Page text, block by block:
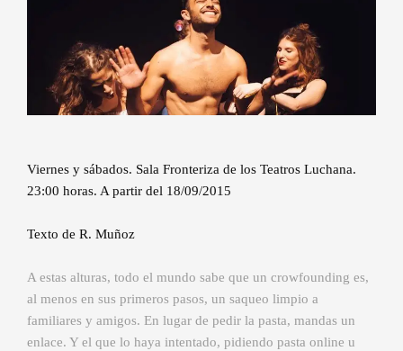
Viernes y sábados. Sala Fronteriza de los Teatros Luchana.
23:00 horas. A partir del 18/09/2015
Texto de R. Muñoz
A estas alturas, todo el mundo sabe que un crowfounding es,
al menos en sus primeros pasos, un saqueo limpio a
familiares y amigos. En lugar de pedir la pasta, mandas un
enlace. Y el que lo haya intentado, pidiendo pasta online u